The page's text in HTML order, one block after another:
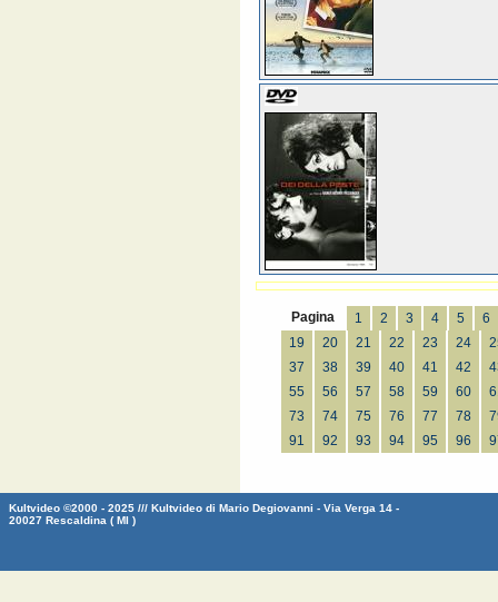
Pagina 1 2 3 4 5
6
19
20 21 22 23 24
37
38 39 40 41 42
55
56 57 58 59 60
73
74 75 76 77 78
91
92 93 94 95 96
Kultvideo ©2000 - 2025 /// Kultvideo di Mario Degiovanni - Via Verga 14 -
20027 Rescaldina ( MI )